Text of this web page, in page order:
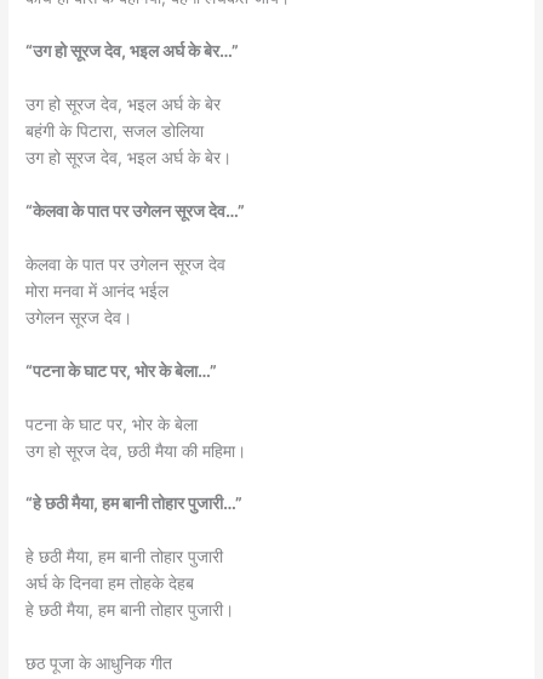
“उग हो सूरज देव, भइल अर्घ के बेर…”
उग हो सूरज देव, भइल अर्घ के बेर
बहंगी के पिटारा, सजल डोलिया
उग हो सूरज देव, भइल अर्घ के बेर।
“केलवा के पात पर उगेलन सूरज देव…”
केलवा के पात पर उगेलन सूरज देव
मोरा मनवा में आनंद भईल
उगेलन सूरज देव।
“पटना के घाट पर, भोर के बेला…”
पटना के घाट पर, भोर के बेला
उग हो सूरज देव, छठी मैया की महिमा।
“हे छठी मैया, हम बानी तोहार पुजारी…”
हे छठी मैया, हम बानी तोहार पुजारी
अर्घ के दिनवा हम तोहके देहब
हे छठी मैया, हम बानी तोहार पुजारी।
छठ पूजा के आधुनिक गीत